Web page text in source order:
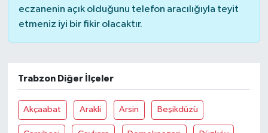
eczanenin açık olduğunu telefon aracılığıyla teyit
etmeniz iyi bir fikir olacaktır.
Trabzon Diğer İlçeler
Akçaabat Arakli Arsin Beşikdüzü